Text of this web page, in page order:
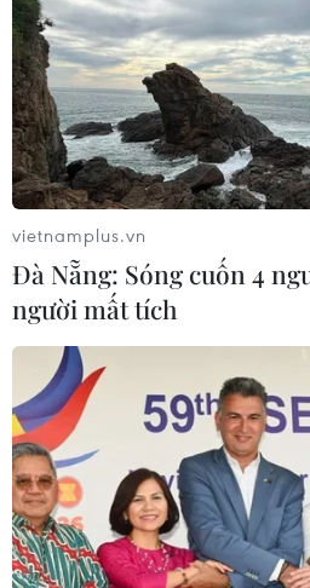
TIN CÙNG CHUYÊN MỤC
Việt Nam-Ấn Độ thúc đẩy
nghiên cứu, đào tạo và tư vấn
sách
08/08/2026 10:28
Chuyên gia Australia: Quan hệ
Nam-Australia có độ tin cậy
vietnamplus.vn
Đà Nẵng: Sóng cuốn 4
người mất tích